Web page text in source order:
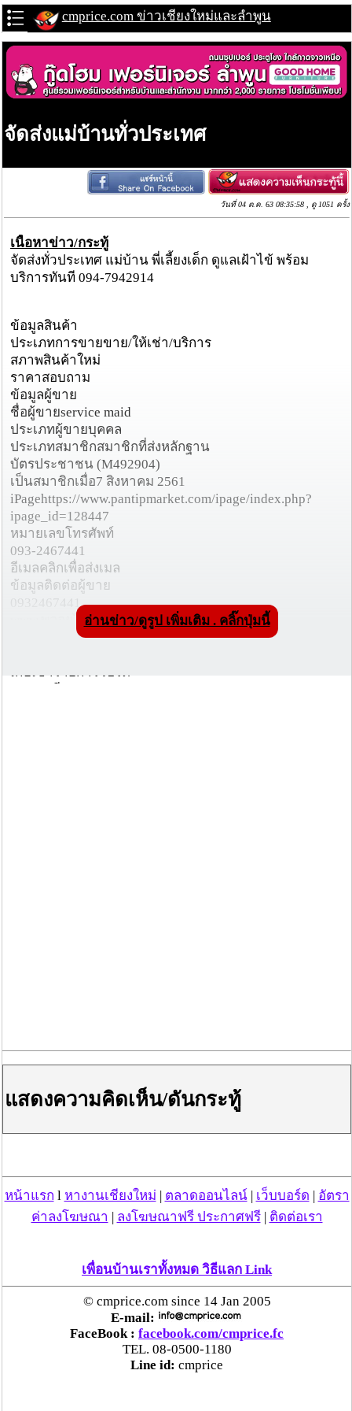
cmprice.com ข่าวเชียงใหม่และลำพูน
จัดส่งแม่บ้านทั่วประเทศ
วันที่ 04 ต.ค. 63 08:35:58 , ดู 1051 ครั้ง
เนื้อหาข่าว/กระทู้
จัดส่งทั่วประเทศ แม่บ้าน พี่เลี้ยงเด็ก ดูแลเฝ้าไข้ พร้อม
บริการทันที 094-7942914
ข้อมูลสินค้า
ประเภทการขายขาย/ให้เช่า/บริการ
สภาพสินค้าใหม่
ราคาสอบถาม
ข้อมูลผู้ขาย
ชื่อผู้ขายservice maid
ประเภทผู้ขายบุคคล
ประเภทสมาชิกสมาชิกที่ส่งหลักฐาน
บัตรประชาชน (M492904)
เป็นสมาชิกเมื่อ7 สิงหาคม 2561
iPagehttps://www.pantipmarket.com/ipage/index.php?
ipage_id=128447
หมายเลขโทรศัพท์
093-2467441
อีเมลคลิกเพื่อส่งเมล
ข้อมูลติดต่อผู้ขาย
0932467441
www.พลอยไพรินจัดส่งแม่บ้าน.com
ที่อยู่ผู้ลงประกาศปทุมธานี » ธัญบุรี
เก็บเข้ารายการโปรด
คุณได้ครบทุกความต้องการ ด้วยบริการจัดหาแม่บ้านจาก
เรา ที่จะช่วยเปลี่ยนเรื่องหาแม่บ้านยากๆ เป็นเรื่องๆง่ายใน
ทันที ด้วยบริการรับจัดหาแม่บ้าน มืออาชีพ แบบครบวงจร
คุณจะมั่นใจได้ว่า แม่บ้านของเรานั้น ทำงานเป็นทุกอย่าง
เพราะแม่บ้านของเรา ผ่านการอบรม และมีประสบการณ์
การทำงาน ทุกคน ทำให้ช่วยแบ่งเบาภาระดูแลบ้าน หรือ
บริษัทของคุณได้แน่นอน
อ่านข่าว/ดูรูป เพิ่มเติม . คลิ๊กปุ่มนี้
แสดงความคิดเห็น/ดันกระทู้
หน้าแรก l หางานเชียงใหม่ | ตลาดออนไลน์| เว็บบอร์ด | อัตรา
ค่าลงโฆษณา | ลงโฆษณาฟรี ประกาศฟรี| ติดต่อเรา
เพื่อนบ้านเราทั้งหมด วิธีแลก Link
© cmprice.com since 14 Jan 2005
E-mail:
FaceBook : facebook.com/cmprice.fc
TEL. 08-0500-1180
Line id: cmprice